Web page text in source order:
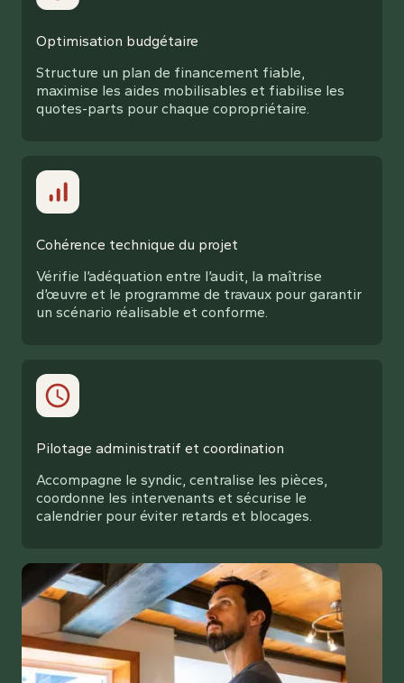
Optimisation budgétaire
Structure un plan de financement fiable,
maximise les aides mobilisables et fiabilise les
quotes-parts pour chaque copropriétaire.
Cohérence technique du projet
Vérifie l’adéquation entre l’audit, la maîtrise
d’œuvre et le programme de travaux pour garantir
un scénario réalisable et conforme.
Pilotage administratif et coordination
Accompagne le syndic, centralise les pièces,
coordonne les intervenants et sécurise le
calendrier pour éviter retards et blocages.